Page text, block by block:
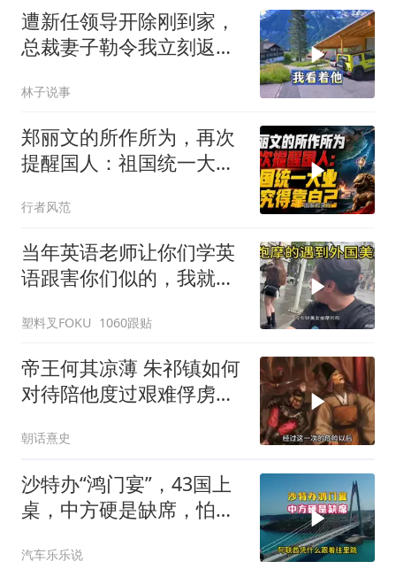
遭新任领导开除刚到家，
总裁妻子勒令我立刻返
林子说事
郑丽文的所作所为，再次
提醒国人：祖国统一大
行者风范
当年英语老师让你们学英
语跟害你们似的，我就是
塑料叉FOKU 1060跟贴
帝王何其凉薄 朱祁镇如何
对待陪他度过艰难俘虏生
朝话熹史
沙特办“鸿门宴”，43国上
桌，中方硬是缺席，怕得
汽车乐乐说